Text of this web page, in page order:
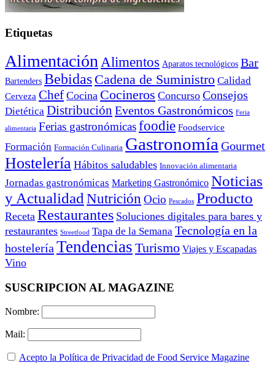
Etiquetas
Alimentación Alimentos Aparatos tecnológicos Bar
Bartenders Bebidas Cadena de Suministro Calidad
Cerveza Chef Cocina Cocineros Concurso Consejos
Dietética Distribución Eventos Gastronómicos Feria
alimentaria Ferias gastronómicasfoodie Foodservice
Formación Formación Culinaria Gastronomía Gourmet
Hostelería Hábitos saludables Innovación alimentaria
Jornadas gastronómicas Marketing Gastronómico Noticias
y Actualidad Nutrición Ocio Pescados Producto
Receta Restaurantes Soluciones digitales para bares y
restaurantes Streetfood Tapa de la Semana Tecnología en la
hostelería Tendencias Turismo Viajes y Escapadas
Vino
SUSCRIPCION AL MAGAZINE
Nombre:
Mail:
Acepto la Política de Privacidad de Food Service Magazine